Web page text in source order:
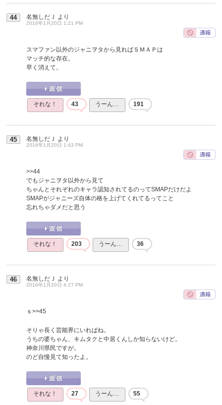
44 名無しだＪ より
2016年1月20日 1:21 PM
スマファン以外のジャニヲタから見ればＳＭＡＰは
マッチ的な存在。
早く消えて。
それな！ 43 うーん… 191
45 名無しだＪ より
2016年1月20日 1:43 PM
>>44
でもジャニヲタ以外から見て
ちゃんとそれぞれのキャラ認知されてるのってSMAPだけだよ
SMAPがジャニーズ自体の格を上げてくれてるってこと
忘れちゃダメだと思う
それな！ 203 うーん… 36
46 名無しだＪ より
2016年1月20日 4:27 PM
ｓ >>45
そりゃ長く芸能界にいればね。
うちの婆ちゃん、キムタクと中居くんしか知らないけど。
神奈川県民ですが。
のど自慢見て知ったよ。
それな！ 27 うーん… 55